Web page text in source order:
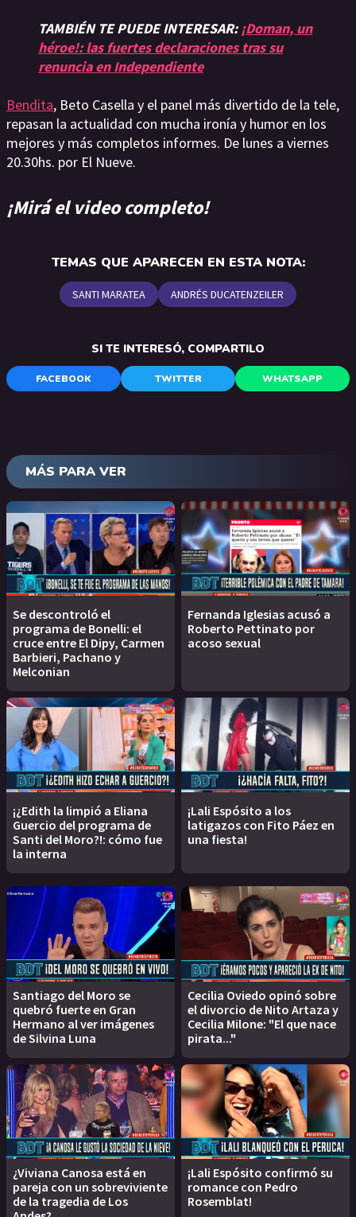
TAMBIÉN TE PUEDE INTERESAR:¡Doman, un
héroe!: las fuertes declaraciones tras su
renuncia en Independiente
Bendita, Beto Casella y el panel más divertido de la tele,
repasan la actualidad con mucha ironía y humor en los
mejores y más completos informes. De lunes a viernes
20.30hs. por El Nueve.
¡Mirá el video completo!
TEMAS QUE APARECEN EN ESTA NOTA:
SANTI MARATEA ANDRÉS DUCATENZEILER
SI TE INTERESÓ, COMPARTILO
FACEBOOK TWITTER WHATSAPP
MÁS PARA VER
Se descontroló el
programa de Bonelli: el
cruce entre El Dipy, Carmen
Barbieri, Pachano y
Melconian
Fernanda Iglesias acusó a
Roberto Pettinato por
acoso sexual
¡¿Edith la limpió a Eliana
Guercio del programa de
Santi del Moro?!: cómo fue
la interna
¡Lali Espósito a los
latigazos con Fito Páez en
una fiesta!
Santiago del Moro se
quebró fuerte en Gran
Hermano al ver imágenes
de Silvina Luna
Cecilia Oviedo opinó sobre
el divorcio de Nito Artaza y
Cecilia Milone: "El que nace
pirata..."
¿Viviana Canosa está en
pareja con un sobreviviente
de la tragedia de Los
¡Lali Espósito confirmó su
romance con Pedro
Rosemblat!